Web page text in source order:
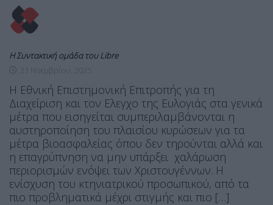
Η Συντακτική ομάδα του Libre
Η Εθνική Επιστημονική Επιτροπής για τη
Διαχείριση και τον Ελεγχο της Ευλογιάς στα γενικά
μέτρα που εισηγείται συμπεριλαμβάνονται η
αυστηροποίηση του πλαισίου κυρώσεων για τα
μέτρα βιοασφαλείας όπου δεν τηρούνται αλλά και
η επαγρύπνηση να μην υπάρξει χαλάρωση
περιορισμών ενόψει των Χριστουγέννων. Η
ενίσχυση του κτηνιατρικού προσωπικού, από τα
πιο προβληματικά μέχρι στιγμής και πιο […]